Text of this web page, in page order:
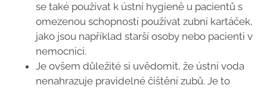
se také používat k ústní hygieně u pacientů s
omezenou schopností používat zubní kartáček,
jako jsou například starší osoby nebo pacienti v
nemocnici.
Je ovšem důležité si uvědomit, že ústní voda
nenahrazuje pravidelné čištění zubů. Je to